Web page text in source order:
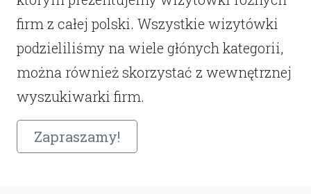
firm z całej polski. Wszystkie wizytówki
podzieliliśmy na wiele głónych kategorii,
można również skorzystać z wewnętrznej
wyszukiwarki firm.
Zapraszamy!